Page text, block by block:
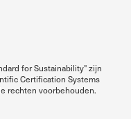
for Sustainability" zijn
Certification Systems
rechten voorbehouden.